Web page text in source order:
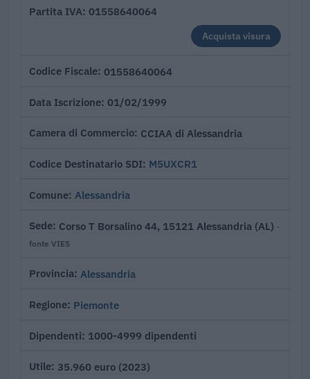
Partita IVA 01558640064
Acquista visura
Codice Fiscale 01558640064
Data Iscrizione 01/02/1999
Camera di Commercio CCIAA di Alessandria
Codice Destinatario SDI M5UXCR1
Comune Alessandria
Sede Corso T Borsalino 44, 15121 Alessandria (AL) ·
fonte VIES
Provincia Alessandria
Regione Piemonte
Dipendenti 1000-4999 dipendenti
Utile 35.960 euro (2023)